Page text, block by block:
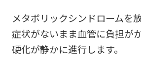
メタボリックシンドロームを
症状がないまま血管に負担が
硬化が静かに進行します。